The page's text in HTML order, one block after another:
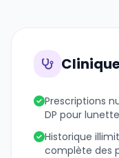
Prescriptions
DP pour
Historique
complète des